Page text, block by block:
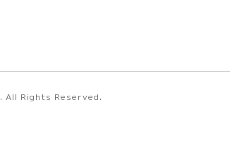
. All Rights Reserved.